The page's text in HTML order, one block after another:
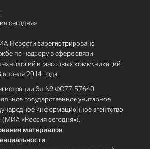
сегодня»
Новости зарегистрировано
по надзору в сфере связи,
и массовых коммуникаций
2014 года.
Эл № ФС77-57640
государственное унитарное
информационное агентство
(МИА «Россия сегодня»).
материалов